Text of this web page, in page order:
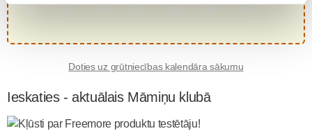
34 35
Doties uz grūtniecības kalendāra sākumu
Ieskaties - aktuālais Māmiņu klubā